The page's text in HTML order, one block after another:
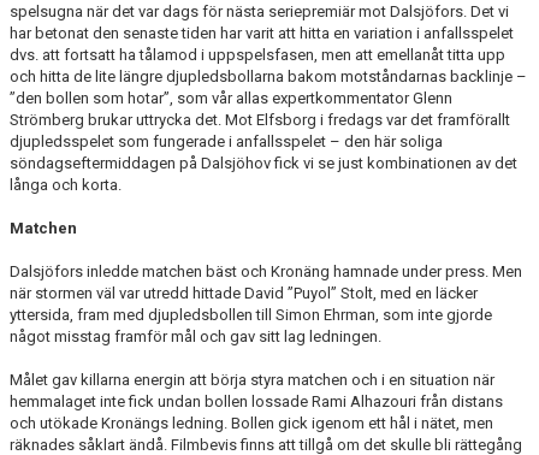
spelsugna när det var dags för nästa seriepremiär mot Dalsjöfors. Det vi
har betonat den senaste tiden har varit att hitta en variation i anfallsspelet
dvs. att fortsatt ha tålamod i uppspelsfasen, men att emellanåt titta upp
och hitta de lite längre djupledsbollarna bakom motståndarnas backlinje –
”den bollen som hotar”, som vår allas expertkommentator Glenn
Strömberg brukar uttrycka det. Mot Elfsborg i fredags var det framförallt
djupledsspelet som fungerade i anfallsspelet – den här soliga
söndagseftermiddagen på Dalsjöhov fick vi se just kombinationen av det
långa och korta.
Matchen
Dalsjöfors inledde matchen bäst och Kronäng hamnade under press. Men
när stormen väl var utredd hittade David ”Puyol” Stolt, med en läcker
yttersida, fram med djupledsbollen till Simon Ehrman, som inte gjorde
något misstag framför mål och gav sitt lag ledningen.
Målet gav killarna energin att börja styra matchen och i en situation när
hemmalaget inte fick undan bollen lossade Rami Alhazouri från distans
och utökade Kronängs ledning. Bollen gick igenom ett hål i nätet, men
räknades såklart ändå. Filmbevis finns att tillgå om det skulle bli rättegång